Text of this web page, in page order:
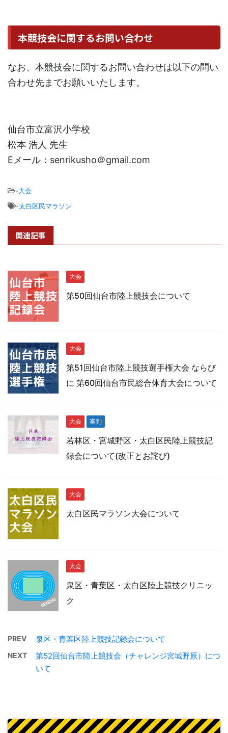
本競技会に関するお問い合わせ
なお、本競技会に関するお問い合わせは以下の問い
合わせ先までお願いいたします。
仙台市立富沢小学校
松本 浩人 先生
Eメール：senrikusho＠gmail.com
-大会
-太白区民マラソン
関連記事
大会
第50回仙台市陸上競技会について
大会
第51回仙台市陸上競技選手権大会 ならび
に 第60回仙台市民総合体育大会について
大会 審判
若林区・宮城野区・太白区民陸上競技記
録会について(改正とお詫び)
大会
太白区民マラソン大会について
大会
泉区・青葉区・太白区陸上競技クリニッ
ク
PREV 泉区・青葉区陸上競技記録会について
NEXT
第52回仙台市陸上競技会（チャレンジ宮城野原）につ
いて